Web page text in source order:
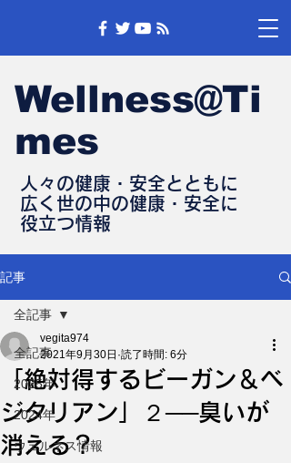
Wellness@Ti
mes
人々の健康・安全とともに
​広く世の中の健康・安全に
​役立つ情報
記事
全記事
2025年
2024年
ウェルネス情報
全記事
「絶対得するビーガン＆ベ
ジタリアン」２──臭いが
消える？
vegita974
2021年9月30日 読了時間: 6分